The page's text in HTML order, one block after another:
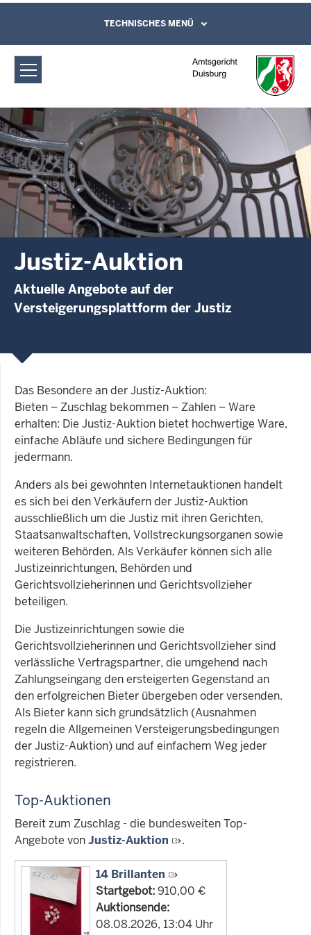
Amtsgericht Duisburg: Justiz-Auktion
Direkt zum Inhalt
Leichte Sprache, Gebärdensprachenvideo
und Kontaktformular
TECHNISCHES MENÜ
Justiz-Auktion
Aktuelle Angebote auf der
Versteigerungsplattform der Justiz
Das Besondere an der Justiz-Auktion:
Bieten – Zuschlag bekommen – Zahlen – Ware
erhalten: Die Justiz-Auktion bietet hochwertige Ware,
einfache Abläufe und sichere Bedingungen für
jedermann.
Anders als bei gewohnten Internetauktionen handelt
es sich bei den Verkäufern der Justiz-Auktion
ausschließlich um die Justiz mit ihren Gerichten,
Staatsanwaltschaften, Vollstreckungsorganen sowie
weiteren Behörden. Als Verkäufer können sich alle
Justizeinrichtungen, Behörden und
Gerichtsvollzieherinnen und Gerichtsvollzieher
beteiligen.
Die Justizeinrichtungen sowie die
Gerichtsvollzieherinnen und Gerichtsvollzieher sind
verlässliche Vertragspartner, die umgehend nach
Zahlungseingang den ersteigerten Gegenstand an
den erfolgreichen Bieter übergeben oder versenden.
Als Bieter kann sich grundsätzlich (Ausnahmen
regeln die Allgemeinen Versteigerungsbedingungen
der Justiz-Auktion) und auf einfachem Weg jeder
registrieren.
Top-Auktionen
Bereit zum Zuschlag - die bundesweiten Top-
Angebote vonJustiz-Auktion .
14 Brillanten
Startgebot:910,00 €
Auktionsende:
08.08.2026, 13:04 Uhr